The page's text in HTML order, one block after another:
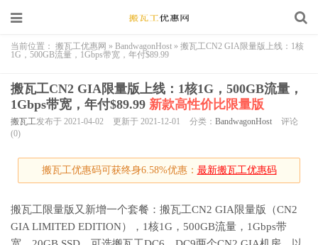
当前位置： 搬瓦工优惠网 » BandwagonHost » 搬瓦工CN2 GIA限量版上线：1核
1G，500GB流量，1Gbps带宽，年付$89.99
搬瓦工CN2 GIA限量版上线：1核1G，500GB流量，
1Gbps带宽，年付$89.99 新款高性价比限量版
搬瓦工发布于 2021-04-02 更新于 2021-12-01 分类： BandwagonHost
评论
(0)
搬瓦工优惠码可获终身6.58%优惠： 最新搬瓦工优惠码
搬瓦工限量版又新增一个套餐：搬瓦工CN2 GIA限量版（CN2
GIA LIMITED EDITION），1核1G，500GB流量，1Gbps带